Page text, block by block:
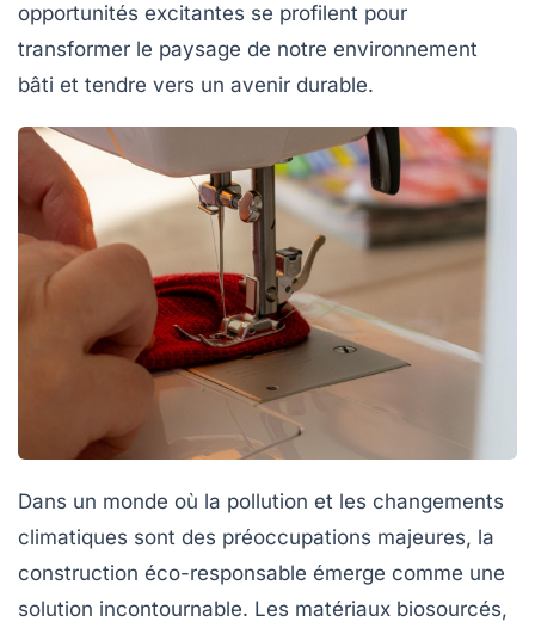
opportunités excitantes se profilent pour
transformer le paysage de notre environnement
bâti et tendre vers un avenir durable.
Dans un monde où la pollution et les changements
climatiques sont des préoccupations majeures, la
construction éco-responsable émerge comme une
solution incontournable. Les matériaux biosourcés,